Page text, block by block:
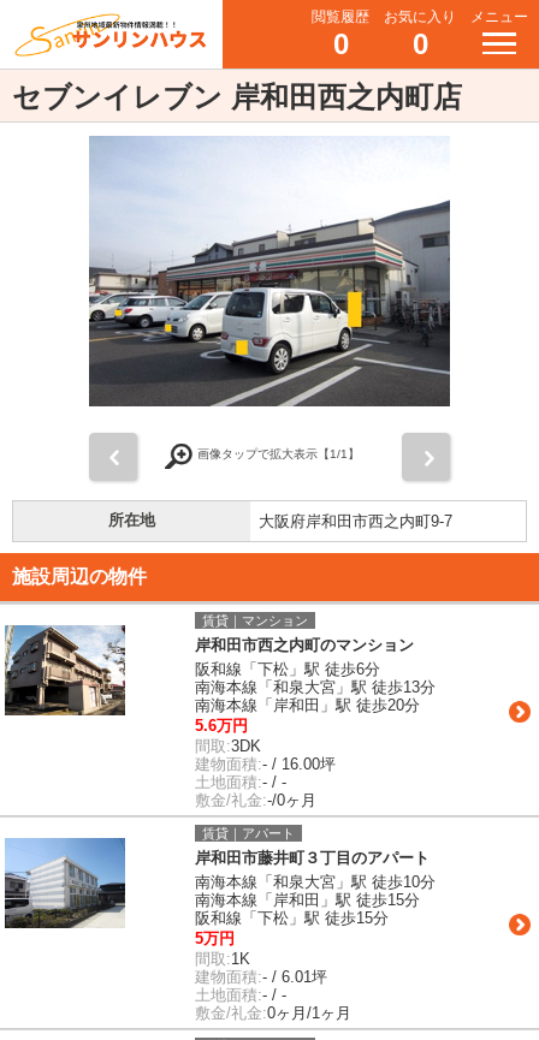
閲覧履歴
0
お気に入り
0
メニュー
セブンイレブン 岸和田西之内町店
画像タップで拡大表示【1/1】
所在地 大阪府岸和田市西之内町9-7
施設周辺の物件
賃貸｜マンション
岸和田市西之内町のマンション
阪和線「下松」駅 徒歩6分
南海本線「和泉大宮」駅 徒歩13分
南海本線「岸和田」駅 徒歩20分
5.6万円
間取:3DK
建物面積:- / 16.00坪
土地面積:- / -
敷金/礼金:-/0ヶ月
賃貸｜アパート
岸和田市藤井町３丁目のアパート
南海本線「和泉大宮」駅 徒歩10分
南海本線「岸和田」駅 徒歩15分
阪和線「下松」駅 徒歩15分
5万円
間取:1K
建物面積:- / 6.01坪
土地面積:- / -
敷金/礼金:0ヶ月/1ヶ月